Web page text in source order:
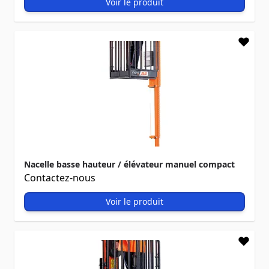
Nacelle basse hauteur / élévateur manuel compact
Contactez-nous
Voir le produit